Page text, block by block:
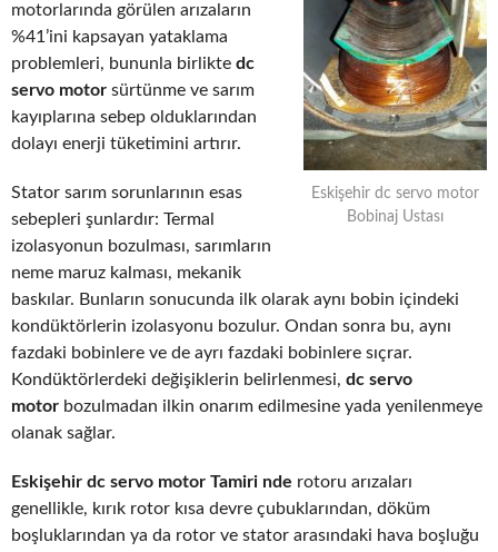
Eskişehir dc servo motor
Bobinaj Ustası
motorlarında görülen arızaların
%41’ini kapsayan yataklama
problemleri, bununla birlikte dc
servo motor sürtünme ve sarım
kayıplarına sebep olduklarından
dolayı enerji tüketimini artırır.
Stator sarım sorunlarının esas
sebepleri şunlardır: Termal
izolasyonun bozulması, sarımların
neme maruz kalması, mekanik
baskılar. Bunların sonucunda ilk olarak aynı bobin içindeki
kondüktörlerin izolasyonu bozulur. Ondan sonra bu, aynı
fazdaki bobinlere ve de ayrı fazdaki bobinlere sıçrar.
Kondüktörlerdeki değişiklerin belirlenmesi, dc servo
motor bozulmadan ilkin onarım edilmesine yada yenilenmeye
olanak sağlar.
Eskişehir dc servo motor Tamiri nde rotoru arızaları
genellikle, kırık rotor kısa devre çubuklarından, döküm
boşluklarından ya da rotor ve stator arasındaki hava boşluğu